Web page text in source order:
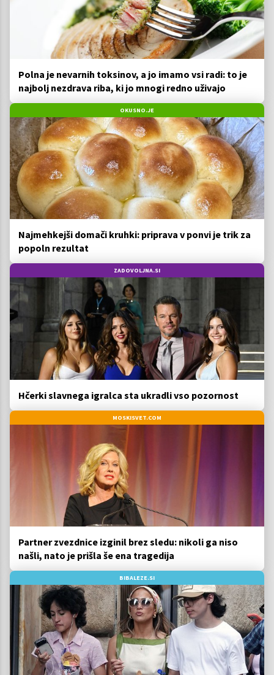
Polna je nevarnih toksinov, a jo imamo vsi radi: to je
najbolj nezdrava riba, ki jo mnogi redno uživajo
OKUSNO.JE
Najmehkejši domači kruhki: priprava v ponvi je trik za
popoln rezultat
ZADOVOLJNA.SI
Hčerki slavnega igralca sta ukradli vso pozornost
MOSKISVET.COM
Partner zvezdnice izginil brez sledu: nikoli ga niso
našli, nato je prišla še ena tragedija
BIBALEZE.SI